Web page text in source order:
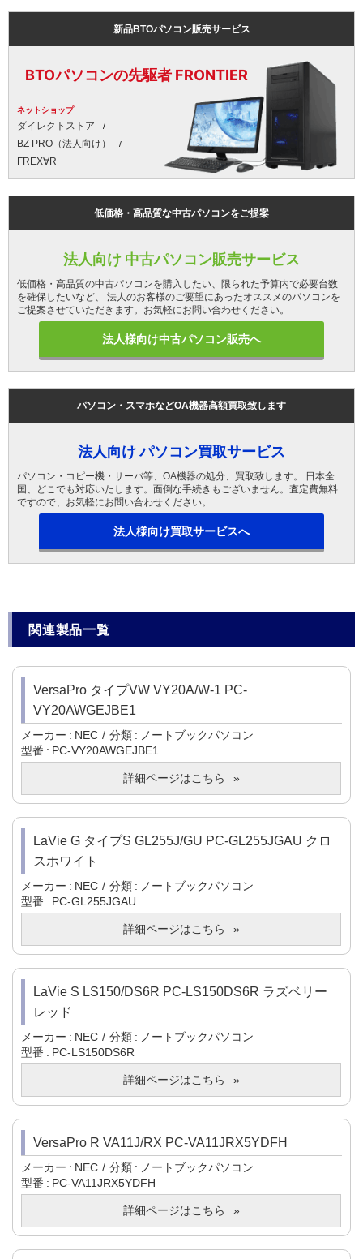
新品BTOパソコン販売サービス
BTOパソコンの先駆者 FRONTIER
ネットショップ
ダイレクトストア
BZ PRO（法人向け）
FREX∀R
低価格・高品質な中古パソコンをご提案
法人向け 中古パソコン販売サービス
低価格・高品質の中古パソコンを購入したい、限られた予算内で必要台数
を確保したいなど、 法人のお客様のご要望にあったオススメのパソコンを
ご提案させていただきます。お気軽にお問い合わせください。
法人様向け中古パソコン販売へ
パソコン・スマホなどOA機器高額買取致します
法人向け パソコン買取サービス
パソコン・コピー機・サーバ等、OA機器の処分、買取致します。 日本全
国、どこでも対応いたします。面倒な手続きもございません。査定費無料
ですので、お気軽にお問い合わせください。
法人様向け買取サービスへ
関連製品一覧
VersaPro タイプVW VY20A/W-1 PC-
VY20AWGEJBE1
メーカー NEC 分類
ノートブックパソコン
型番
PC-VY20AWGEJBE1
詳細ページはこちら
LaVie G タイプS GL255J/GU PC-GL255JGAU クロ
スホワイト
メーカー NEC 分類
ノートブックパソコン
型番
PC-GL255JGAU
詳細ページはこちら
LaVie S LS150/DS6R PC-LS150DS6R ラズベリー
レッド
メーカー NEC 分類
ノートブックパソコン
型番
PC-LS150DS6R
詳細ページはこちら
VersaPro R VA11J/RX PC-VA11JRX5YDFH
メーカー NEC 分類
ノートブックパソコン
型番
PC-VA11JRX5YDFH
詳細ページはこちら